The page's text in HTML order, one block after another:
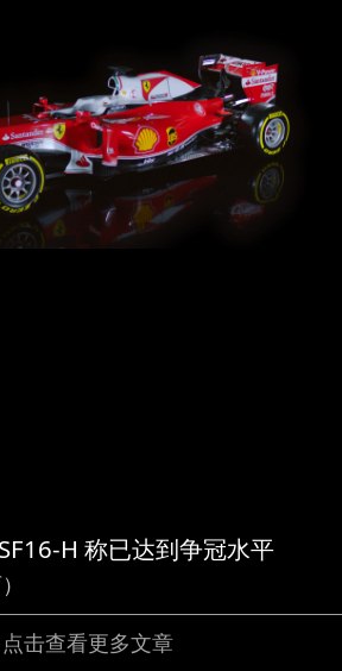
H 称已达到争冠水平
点击查看更多文章